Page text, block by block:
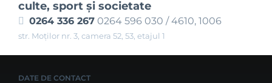
culte, sport şi societate
0264 336 267 0264 596 030 / 4610, 1006
str. Moților nr. 3, camera 52, 53, etajul 1
DATE DE CONTACT